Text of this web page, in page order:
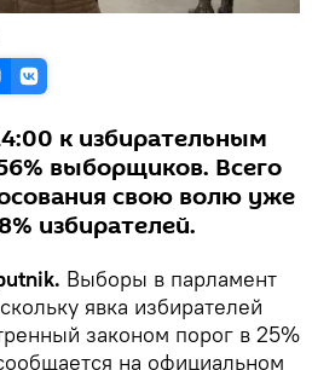
к избирательным
выборщиков. Всего
свою волю уже
избирателей.
Выборы в парламент
явка избирателей
законом порог в 25%
на официальном